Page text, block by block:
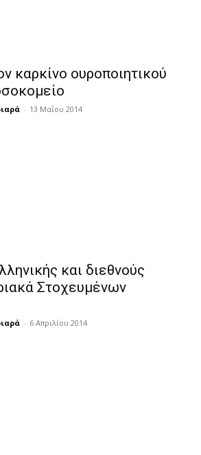
καρκίνο ουροποιητικού
- 13 Μαΐου 2014
και διεθνούς
Στοχευμένων
- 6 Απριλίου 2014